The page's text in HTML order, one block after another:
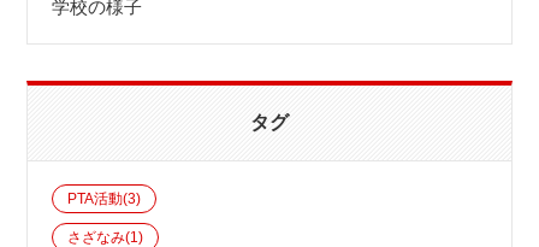
学校の様子
タグ
PTA活動(3)
さざなみ(1)